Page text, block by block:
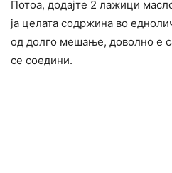
Потоа, додајте 2 лажици
ја целата содржина во
од долго мешање, доволно е
се соедини.